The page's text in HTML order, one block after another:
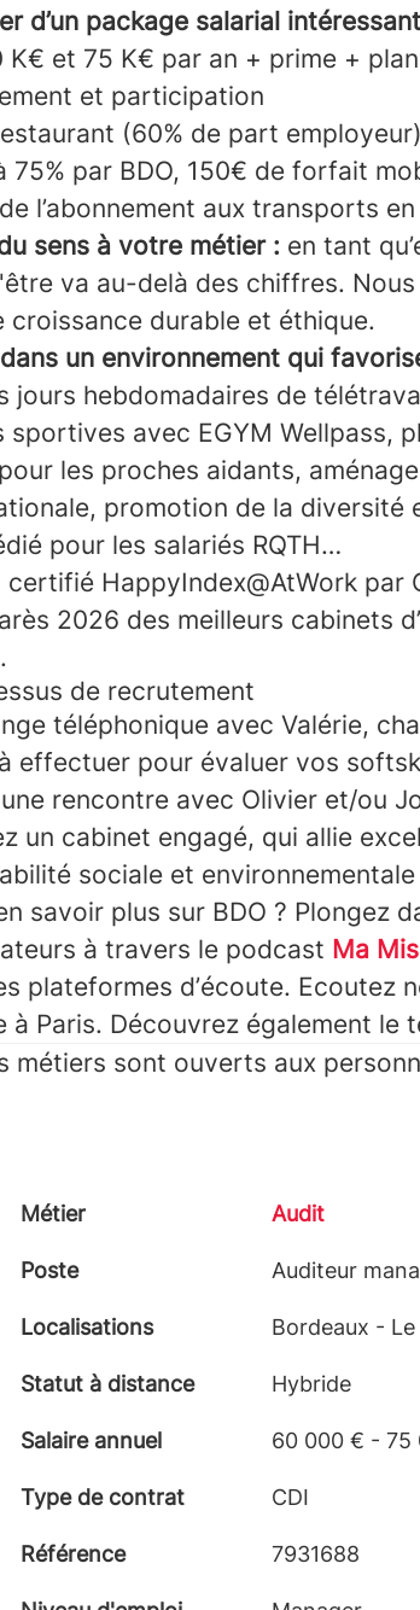
d’un package salarial
K€ et 75 K€ par an + prime +
et participation
(60% de part
75% par BDO, 150€ de forfait
l’abonnement aux transports
sens à votre métier : en tant
va au-delà des chiffres.
croissance durable et éthique.
un environnement qui
jours hebdomadaires de
sportives avec EGYM Wellpass,
les proches aidants,
promotion de la diversité
pour les salariés RQTH…
certifié HappyIndex@AtWork par
2026 des meilleurs cabinets
de recrutement
téléphonique avec Valérie,
effectuer pour évaluer vos
rencontre avec Olivier et/ou
un cabinet engagé, qui allie
sociale et environnementale
savoir plus sur BDO ? Plongez
à travers le podcast Ma
plateformes d’écoute. Ecoutez
à Paris. Découvrez également le
métiers sont ouverts aux
Métier Audit
Poste Auditeur
Localisations Bordeaux - Le
Statut à distance Hybride
Salaire annuel 60 000 € - 75
Type de contrat CDI
Référence 7931688